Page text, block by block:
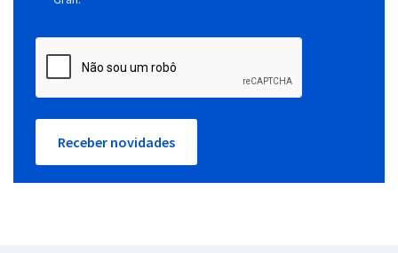
Receber novidades